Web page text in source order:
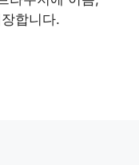
합니다.